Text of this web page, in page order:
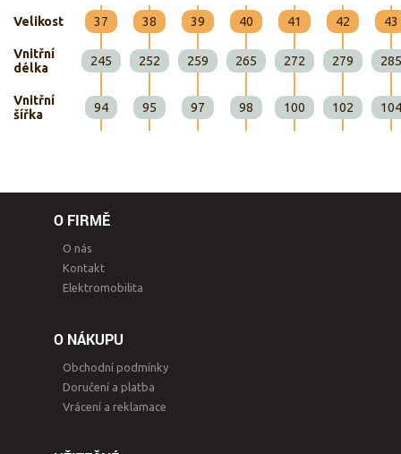
Velikost 37 38 39 40 41 42 43
Vnitřní
délka
245 252 259 265 272 279 285
Vnitřní
šířka
94 95 97 98 100 102 104
O FIRMĚ
O nás
Kontakt
Elektromobilita
O NÁKUPU
Obchodní podmínky
Doručení a platba
Vrácení a reklamace